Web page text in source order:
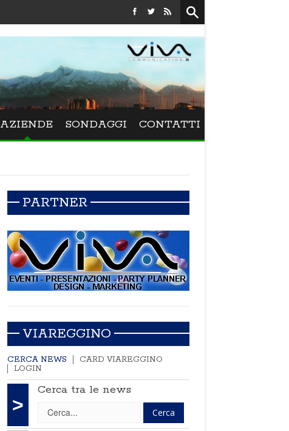
Festival La Versiliana - La direttrice lucchese Beatrice
AZIENDE SONDAGGI CONTATTI
PARTNER
VIAREGGINO
CERCA NEWS
CARD VIAREGGINO
LOGIN
>
Cerca tra le news